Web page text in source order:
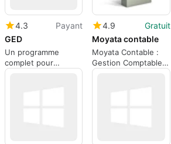
4.3
Payant
GED
Un programme
complet pour
Windows, par
4.9
Gratuit
Moyata contable
Moyata Contable :
Gestion Comptable
Simplifiée